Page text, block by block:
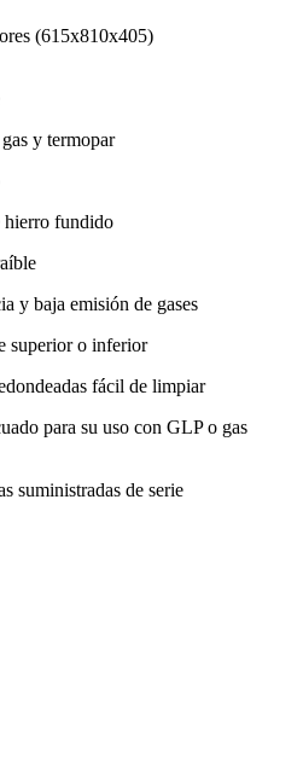
(615x810x405)
y termopar
hierro fundido
y baja emisión de gases
superior o inferior
fácil de limpiar
para su uso con GLP o gas
suministradas de serie